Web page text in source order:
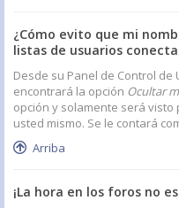
¿Cómo evito que mi
listas de usuarios
Desde su Panel de Control
encontrará la opción Ocultar
opción y solamente será
usted mismo. Se le contará
Arriba
¡La hora en los foros no